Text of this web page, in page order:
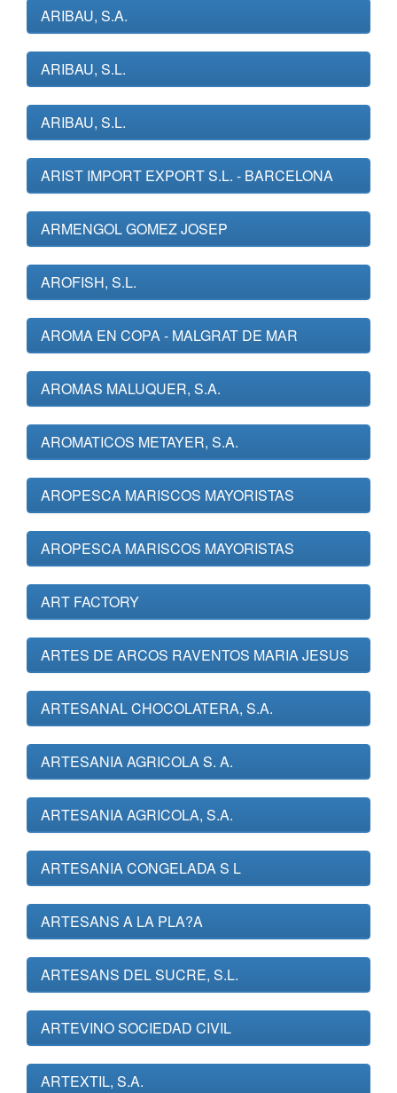
ARIBAU, S.A.
ARIBAU, S.L.
ARIBAU, S.L.
ARIST IMPORT EXPORT S.L. - BARCELONA
ARMENGOL GOMEZ JOSEP
AROFISH, S.L.
AROMA EN COPA - MALGRAT DE MAR
AROMAS MALUQUER, S.A.
AROMATICOS METAYER, S.A.
AROPESCA MARISCOS MAYORISTAS
AROPESCA MARISCOS MAYORISTAS
ART FACTORY
ARTES DE ARCOS RAVENTOS MARIA JESUS
ARTESANAL CHOCOLATERA, S.A.
ARTESANIA AGRICOLA S. A.
ARTESANIA AGRICOLA, S.A.
ARTESANIA CONGELADA S L
ARTESANS A LA PLA?A
ARTESANS DEL SUCRE, S.L.
ARTEVINO SOCIEDAD CIVIL
ARTEXTIL, S.A.